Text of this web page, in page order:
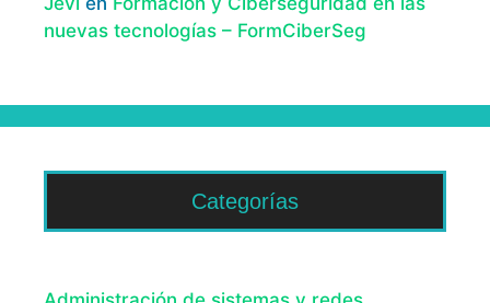
nuevas tecnologías – FormCiberSeg
Categorías